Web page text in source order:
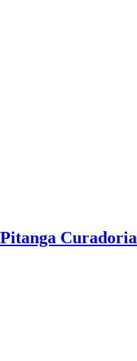
Curadoria